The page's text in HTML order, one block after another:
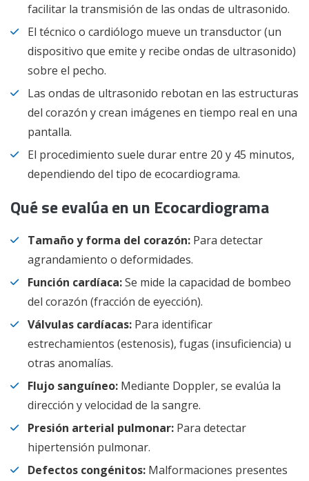
facilitar la transmisión de las ondas de ultrasonido.
El técnico o cardiólogo mueve un transductor (un
dispositivo que emite y recibe ondas de ultrasonido)
sobre el pecho.
Las ondas de ultrasonido rebotan en las estructuras
del corazón y crean imágenes en tiempo real en una
pantalla.
El procedimiento suele durar entre 20 y 45 minutos,
dependiendo del tipo de ecocardiograma.
Qué se evalúa en un Ecocardiograma
Tamaño y forma del corazón: Para detectar
agrandamiento o deformidades.
Función cardíaca:Se mide la capacidad de bombeo
del corazón (fracción de eyección).
Válvulas cardíacas: Para identificar
estrechamientos (estenosis), fugas (insuficiencia) u
otras anomalías.
Flujo sanguíneo: Mediante Doppler, se evalúa la
dirección y velocidad de la sangre.
Presión arterial pulmonar: Para detectar
hipertensión pulmonar.
Defectos congénitos: Malformaciones presentes